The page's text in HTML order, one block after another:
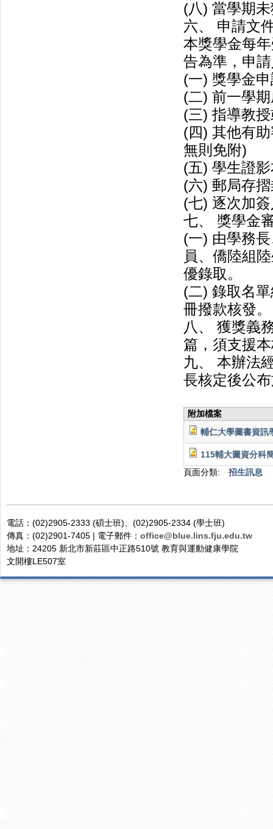
(八) 當學期
六、 申請文
本獎學金每
告為準，申
(一) 獎學金
(二) 前一學
(三) 指導教
(四) 其他有
無則免附)
(五) 學生證
(六) 郵局存
(七) 逐次加
七、 獎學金
(一) 由學務
員、僑陸組
優錄取。
(二) 錄取名
冊撥款核發。
八、 獲獎義
篇，須支援
九、 本辦法
長核定後公
附加檔案
輔仁大學圖書資訊
115輔大圖資分科
頁面分類:
招生訊息
電話：(02)2905-2333 (碩士班)、(02)2905-2334 (學士班)
傳真：(02)2901-7405 | 電子郵件： office@blue.lins.fju.edu.tw
地址：24205 新北市新莊區中正路510號 教育與運動健康學院
文開樓LE507室